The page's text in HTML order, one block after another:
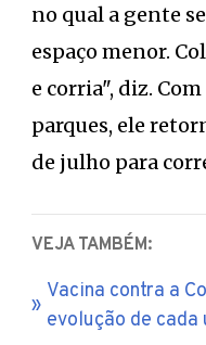
no qual a gente
espaço menor.
e corria", diz.
parques, ele
de julho para
VEJA TAMBÉM:
Vacina contra a
evolução de cada